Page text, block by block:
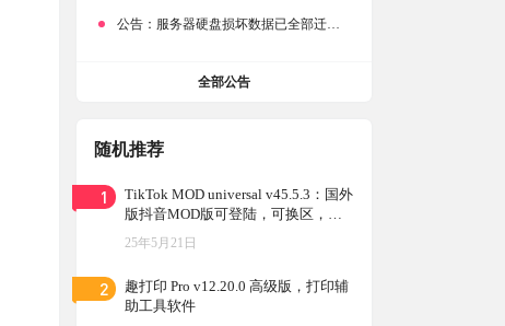
公告： 服务器硬盘损坏数据已全部迁移备份，网站恢复完成！
全部公告
随机推荐
1
TikTok MOD universal v45.5.3：国外
版抖音MOD版可登陆，可换区，无
须拔卡，最新版持续更新
25年5月21日
2
趣打印 Pro v12.20.0 高级版，打印辅
助工具软件